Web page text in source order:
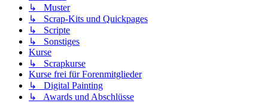
↳ Muster
↳ Scrap-Kits und Quickpages
↳ Scripte
↳ Sonstiges
Kurse
↳ Scrapkurse
Kurse frei für Forenmitglieder
↳ Digital Painting
↳ Awards und Abschlüsse